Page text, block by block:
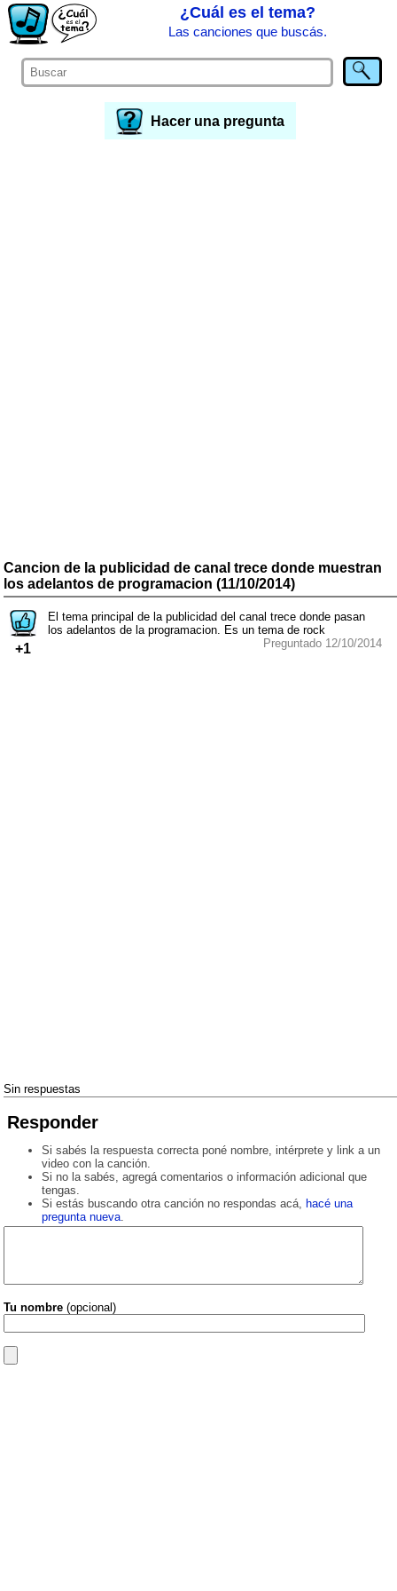
¿Cuál es el tema?
Las canciones que buscás.
Hacer una pregunta
Cancion de la publicidad de canal trece donde muestran
los adelantos de programacion (11/10/2014)
+1
El tema principal de la publicidad del canal trece donde pasan
los adelantos de la programacion. Es un tema de rock
Preguntado 12/10/2014
Sin respuestas
Responder
Si sabés la respuesta correcta poné nombre, intérprete y link a un
video con la canción.
Si no la sabés, agregá comentarios o información adicional que
tengas.
Si estás buscando otra canción no respondas acá, hacé una
pregunta nueva.
Tu nombre (opcional)